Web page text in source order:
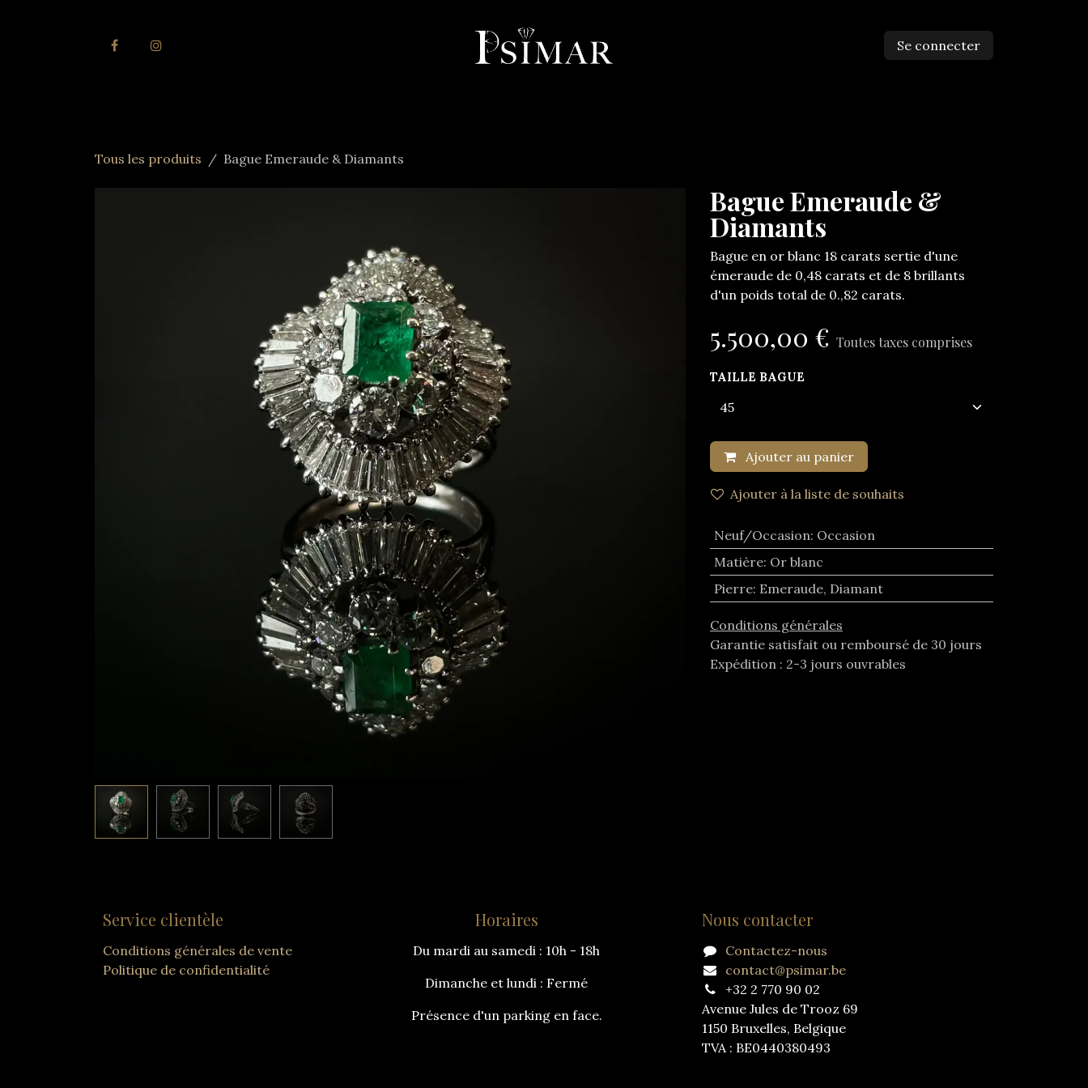
Se connecter
Tous les produits Bague Emeraude & Diamants
Bague Emeraude &
Diamants
Bague en or blanc 18 carats sertie d'une
émeraude de 0,48 carats et de 8 brillants
d'un poids total de 0.,82 carats.
5.500,00 € Toutes taxes comprises
TAILLE BAGUE
Ajouter au panier
Ajouter à la liste de souhaits
Neuf/Occasion: Occasion
Matière: Or blanc
Pierre: Emeraude, Diamant
Conditions générales
Garantie satisfait ou remboursé de 30 jours
Expédition : 2-3 jours ouvrables
Horaires
Du mardi au samedi : 10h - 18h
Dimanche et lundi : Fermé
Présence d'un parking en face.
Nous contacter
Contactez-nous
contact@psimar.be
+32 2 770 90 02
Avenue Jules de Trooz 69
1150 Bruxelles, Belgique
TVA : BE0440380493
Service clientèle
Conditions générales de vente
Politique de confidentialité